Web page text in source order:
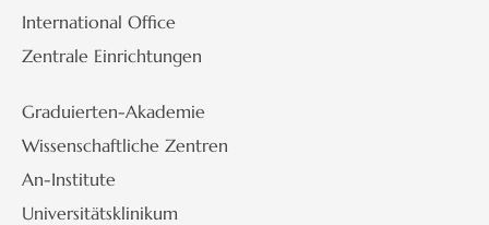
International Office
Zentrale Einrichtungen
Graduierten-Akademie
Wissenschaftliche Zentren
An-Institute
Universitätsklinikum